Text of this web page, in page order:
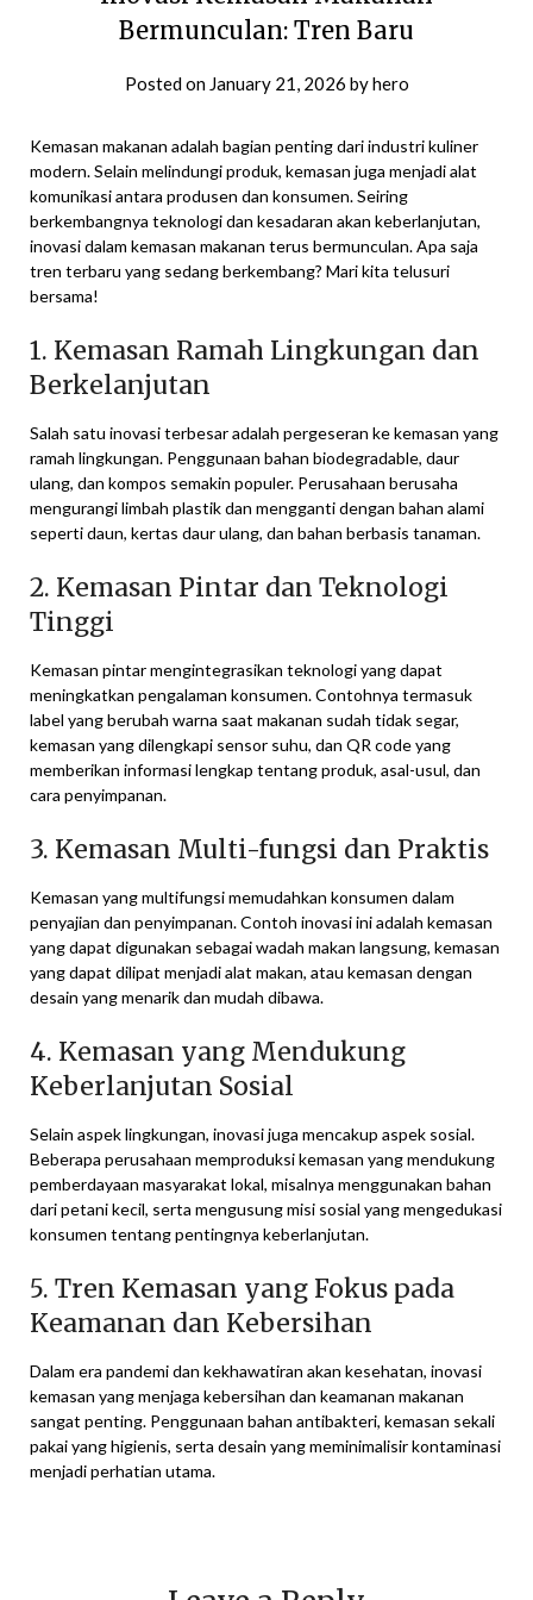
Bermunculan: Tren Baru
Posted on January 21, 2026 byhero
Kemasan makanan adalah bagian penting dari industri kuliner
modern. Selain melindungi produk, kemasan juga menjadi alat
komunikasi antara produsen dan konsumen. Seiring
berkembangnya teknologi dan kesadaran akan keberlanjutan,
inovasi dalam kemasan makanan terus bermunculan. Apa saja
tren terbaru yang sedang berkembang? Mari kita telusuri
bersama!
1. Kemasan Ramah Lingkungan dan
Berkelanjutan
Salah satu inovasi terbesar adalah pergeseran ke kemasan yang
ramah lingkungan. Penggunaan bahan biodegradable, daur
ulang, dan kompos semakin populer. Perusahaan berusaha
mengurangi limbah plastik dan mengganti dengan bahan alami
seperti daun, kertas daur ulang, dan bahan berbasis tanaman.
2. Kemasan Pintar dan Teknologi
Tinggi
Kemasan pintar mengintegrasikan teknologi yang dapat
meningkatkan pengalaman konsumen. Contohnya termasuk
label yang berubah warna saat makanan sudah tidak segar,
kemasan yang dilengkapi sensor suhu, dan QR code yang
memberikan informasi lengkap tentang produk, asal-usul, dan
cara penyimpanan.
3. Kemasan Multi-fungsi dan Praktis
Kemasan yang multifungsi memudahkan konsumen dalam
penyajian dan penyimpanan. Contoh inovasi ini adalah kemasan
yang dapat digunakan sebagai wadah makan langsung, kemasan
yang dapat dilipat menjadi alat makan, atau kemasan dengan
desain yang menarik dan mudah dibawa.
4. Kemasan yang Mendukung
Keberlanjutan Sosial
Selain aspek lingkungan, inovasi juga mencakup aspek sosial.
Beberapa perusahaan memproduksi kemasan yang mendukung
pemberdayaan masyarakat lokal, misalnya menggunakan bahan
dari petani kecil, serta mengusung misi sosial yang mengedukasi
konsumen tentang pentingnya keberlanjutan.
5. Tren Kemasan yang Fokus pada
Keamanan dan Kebersihan
Dalam era pandemi dan kekhawatiran akan kesehatan, inovasi
kemasan yang menjaga kebersihan dan keamanan makanan
sangat penting. Penggunaan bahan antibakteri, kemasan sekali
pakai yang higienis, serta desain yang meminimalisir kontaminasi
menjadi perhatian utama.